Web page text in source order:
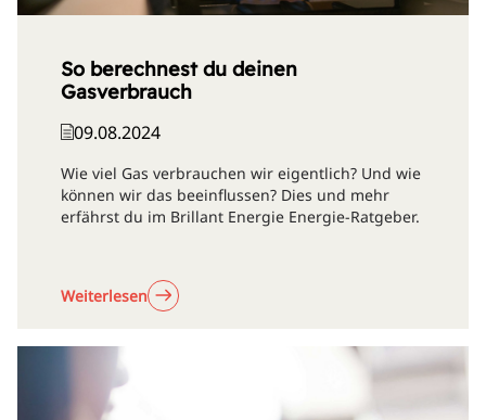
So berechnest du deinen
Gasverbrauch
09.08.2024
Wie viel Gas verbrauchen wir eigentlich? Und wie
können wir das beeinflussen? Dies und mehr
erfährst du im Brillant Energie Energie-Ratgeber.
Weiterlesen